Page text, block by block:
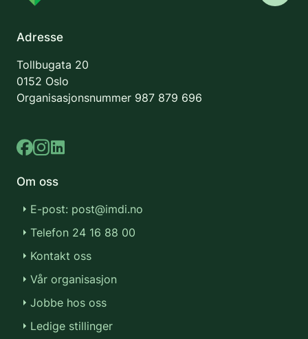
Adresse
Tollbugata 20
0152 Oslo
Organisasjonsnummer 987 879 696
Om oss
E-post: post@imdi.no
Telefon 24 16 88 00
Kontakt oss
Vår organisasjon
Jobbe hos oss
Ledige stillinger